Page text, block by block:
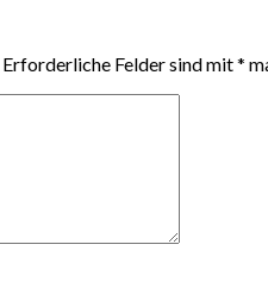
Erforderliche Felder sind mit*